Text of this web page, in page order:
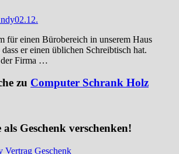
02.12.
für einen Bürobereich in unserem Haus
er einen üblichen Schreibtisch hat.
der Firma …
zu Computer Schrank Holz
Geschenk verschenken!